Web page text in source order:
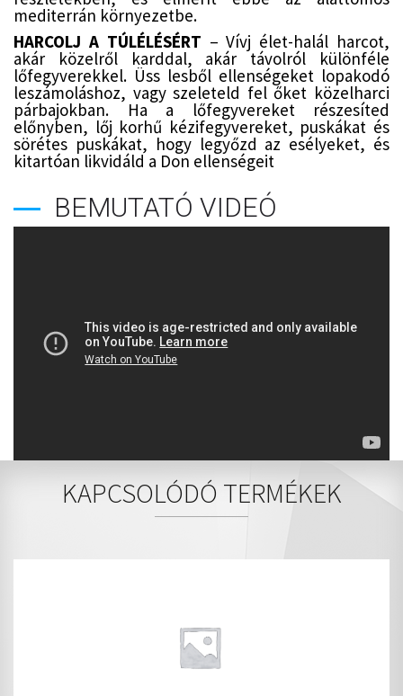
mediterrán környezetbe.
HARCOLJ A TÚLÉLÉSÉRT – Vívj élet-halál harcot,
akár közelről karddal, akár távolról különféle
lőfegyverekkel. Üss lesből ellenségeket lopakodó
leszámoláshoz, vagy szeleteld fel őket közelharci
párbajokban. Ha a lőfegyvereket részesíted
előnyben, lőj korhű kézifegyvereket, puskákat és
sörétes puskákat, hogy legyőzd az esélyeket, és
kitartóan likvidáld a Don ellenségeit
BEMUTATÓ VIDEÓ
KAPCSOLÓDÓ TERMÉKEK